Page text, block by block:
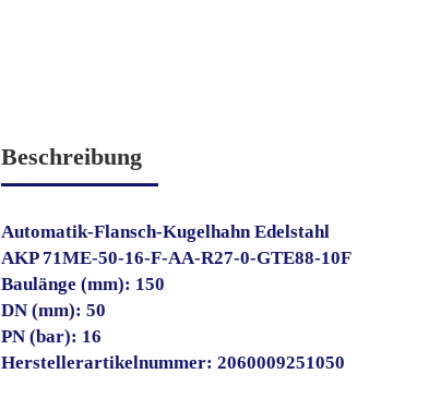
Beschreibung
Automatik-Flansch-Kugelhahn Edelstahl
AKP 71ME-50-16-F-AA-R27-0-GTE88-10F
Baulänge (mm): 150
DN (mm): 50
PN (bar): 16
Herstellerartikelnummer: 2060009251050